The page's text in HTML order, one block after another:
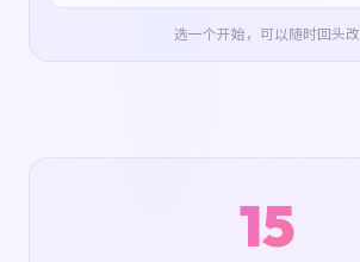
选一个开始，可以随时回头改
15